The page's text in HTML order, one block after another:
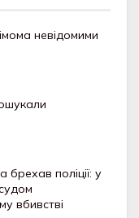
невідомими
брехав поліції: у
вбивстві